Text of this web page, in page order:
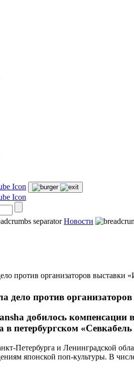
Новости
дело против
добилось
в петербургском
Петербурга и Ленинградской
японской поп-культуры. В